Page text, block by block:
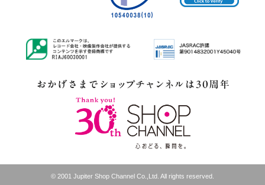
© 2001 Jupiter Shop Channel Co.,Ltd. All rights reserved.